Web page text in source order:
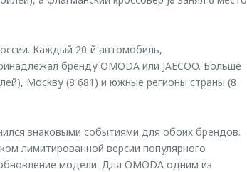
Каждый 20-й автомобиль,
бренду OMODA или JAECOO. Больше
Москву (8 681) и южные регионы страны (8
знаковыми событиями для обоих брендов.
лимитированной версии популярного
модели. Для OMODA одним из